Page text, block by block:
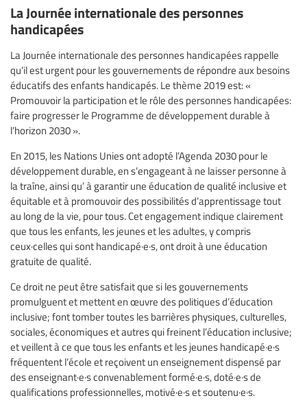
La Journée internationale des personnes
handicapées
La Journée internationale des personnes handicapées rappelle
qu’il est urgent pour les gouvernements de répondre aux besoins
éducatifs des enfants handicapés. Le thème 2019 est: «
Promouvoir la participation et le rôle des personnes handicapées:
faire progresser le Programme de développement durable à
l’horizon 2030 ».
En 2015, les Nations Unies ont adopté l’Agenda 2030 pour le
développement durable, en s’engageant à ne laisser personne à
la traîne, ainsi qu’ à garantir une éducation de qualité inclusive et
équitable et à promouvoir des possibilités d’apprentissage tout
au long de la vie, pour tous. Cet engagement indique clairement
que tous les enfants, les jeunes et les adultes, y compris
ceux·celles qui sont handicapé·e·s, ont droit à une éducation
gratuite de qualité.
Ce droit ne peut être satisfait que si les gouvernements
promulguent et mettent en œuvre des politiques d’éducation
inclusive; font tomber toutes les barrières physiques, culturelles,
sociales, économiques et autres qui freinent l’éducation inclusive;
et veillent à ce que tous les enfants et les jeunes handicapé·e·s
fréquentent l’école et reçoivent un enseignement dispensé par
des enseignant·e·s convenablement formé·e·s, doté·e·s de
qualifications professionnelles, motivé·e·s et soutenu·e·s.